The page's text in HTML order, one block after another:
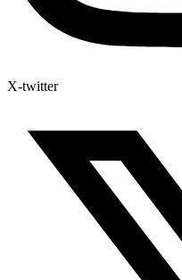
X-twitter